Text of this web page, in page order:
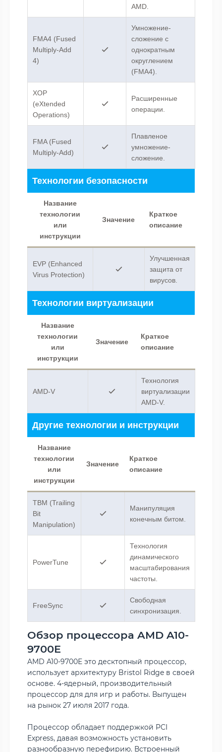
AMD.
FMA4 (Fused
Multiply-Add
4)
Умножение-
сложение с
однократным
округлением
(FMA4).
XOP
(eXtended
Operations)
Расширенные
операции.
FMA (Fused
Multiply-Add)
Плавленое
умножение-
сложение.
Технологии безопасности
Название
технологии
или
инструкции
Значение
Краткое
описание
EVP (Enhanced
Virus Protection)
Улучшенная
защита от
вирусов.
Технологии виртуализации
Название
технологии
или
инструкции
Значение
Краткое
описание
AMD-V
Технология
виртуализации
AMD-V.
Другие технологии и инструкции
Название
технологии
или
инструкции
Значение
Краткое
описание
TBM (Trailing
Bit
Manipulation)
Манипуляция
конечным битом.
PowerTune
Технология
динамического
масштабирования
частоты.
FreeSync
Свободная
синхронизация.
Обзор процессора AMD A10-
9700E
AMD A10-9700E это десктопный процессор,
использует архитектуру Bristol Ridge в своей
основе. 4-ядерный, производительный
процессор для для игр и работы. Выпущен
на рынок 27 июля 2017 года.
Процессор обладает поддержкой PCI
Express, давая возможность установить
разнообразную перефирию. Встроенный